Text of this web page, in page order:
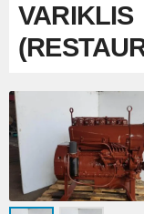
VARIKLIS